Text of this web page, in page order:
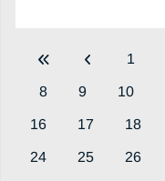
1
8 9 10
16 17 18
24 25 26